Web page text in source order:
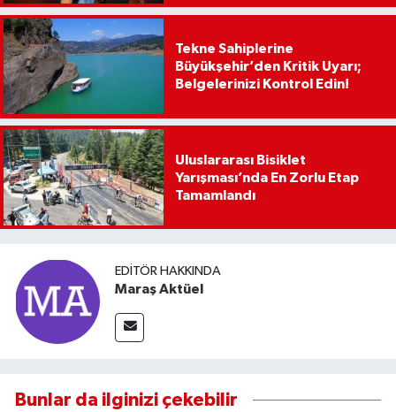
Tekne Sahiplerine
Büyükşehir’den Kritik Uyarı;
Belgelerinizi Kontrol Edin!
Uluslararası Bisiklet
Yarışması’nda En Zorlu Etap
Tamamlandı
EDITÖR HAKKINDA
Maraş Aktüel
Bunlar da ilginizi çekebilir